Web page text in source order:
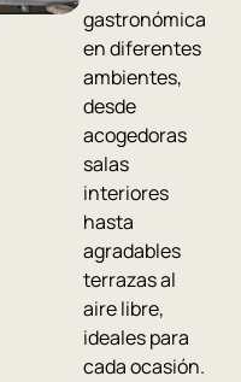
gastronómica
en diferentes
ambientes,
desde
acogedoras
salas
interiores
hasta
agradables
terrazas al
aire libre,
ideales para
cada ocasión.